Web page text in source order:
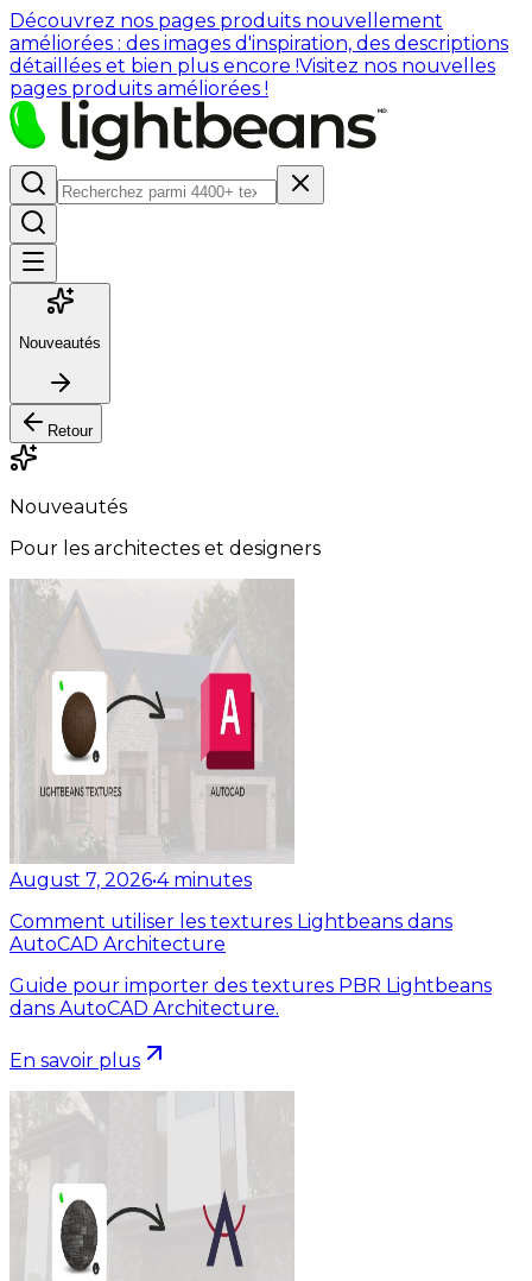
Découvrez nos pages produits nouvellement
améliorées : des images d'inspiration, des descriptions
détaillées et bien plus encore !Visitez nos nouvelles
pages produits améliorées !
Nouveautés
Retour
Nouveautés
Pour les architectes et designers
August 7, 2026•4 minutes
Comment utiliser les textures Lightbeans dans
AutoCAD Architecture
Guide pour importer des textures PBR Lightbeans
dans AutoCAD Architecture.
En savoir plus